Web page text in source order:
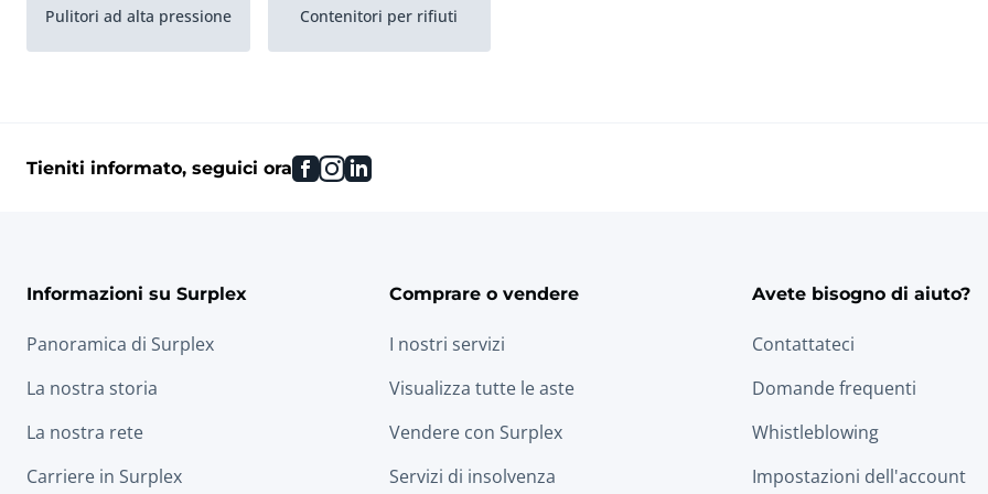
Pulitori ad alta pressione Contenitori per rifiuti
Tieniti informato, seguici ora facebook
instagram
linkedin
Informazioni su Surplex
Panoramica di Surplex
La nostra storia
La nostra rete
Carriere in Surplex
Comprare o vendere
I nostri servizi
Visualizza tutte le aste
Vendere con Surplex
Servizi di insolvenza
Avete bisogno di aiuto?
Contattateci
Domande frequenti
Whistleblowing
Impostazioni dell'account